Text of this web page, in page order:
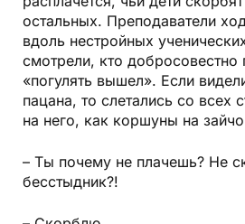
остальных. Преподаватели
вдоль нестройных
смотрели, кто добросовестно
«погулять вышел». Если
пацана, то слетались со всех
на него, как коршуны на
– Ты почему не плачешь? Не
бесстыдник?!